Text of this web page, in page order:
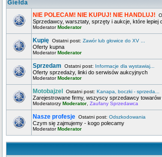
Giełda
NIE POLECAM! NIE KUPUJ! NIE HANDLUJ!
Sprzedawcy, warsztaty, sprzęty i aukcje, które lepiej
ModeratorModerator
Kupię Ostatni post: Zawór lub głowice do XV ...
Oferty kupna
ModeratorModerator
Sprzedam Ostatni post: Informacje dla wystawiaj...
Oferty sprzedaży, linki do serwisów aukcyjnych
ModeratorModerator
Motobajzel Ostatni post: Kanapa, boczki - sprzeda...
Zarejestrowane firmy, wszyscy sprzedawcy towarów
Moderatorzy Moderator Zaufany Sprzedawca
Nasze profesje Ostatni post: Odszkodowania
Czym się zajmujemy - kogo polecamy
ModeratorModerator